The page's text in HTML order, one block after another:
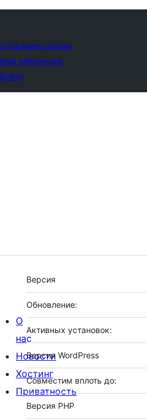
Отправить плагин
Мои избранные
Войти
Мета
Версия
Обновление:
Активных установок:
Версия WordPress
Совместим вплоть до:
Версия PHP
О
нас
Новости
Хостинг
Приватность